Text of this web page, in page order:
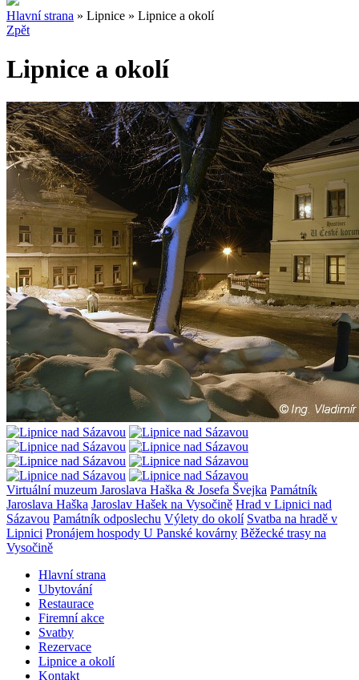
Hlavní strana » Lipnice » Lipnice a okolí
Zpět
Lipnice a okolí
Virtuální muzeum Jaroslava Haška & Josefa Švejka Památník
Jaroslava Haška Jaroslav Hašek na Vysočině Hrad v Lipnici nad
Sázavou Památník odposlechu Výlety do okolí Svatba na hradě v
Lipnici Pronájem hospody U Panské kovárny Běžecké trasy na
Vysočině
Hlavní strana
Ubytování
Restaurace
Firemní akce
Svatby
Rezervace
Lipnice a okolí
Kontakt